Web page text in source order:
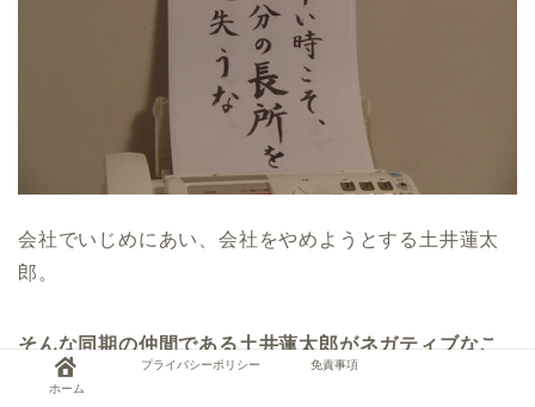
会社でいじめにあい、会社をやめようとする土井蓮太
郎。
そんな同期の仲間である土井蓮太郎がネガティブなこ
とばかりを言い、ついにサクラがブチ切れてしまい一
ホーム
プライバシーポリシー 免責事項